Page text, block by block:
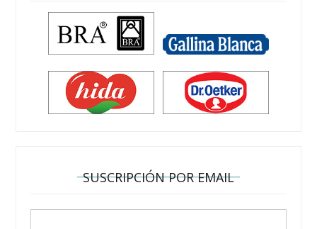
SUSCRIPCIÓN POR EMAIL